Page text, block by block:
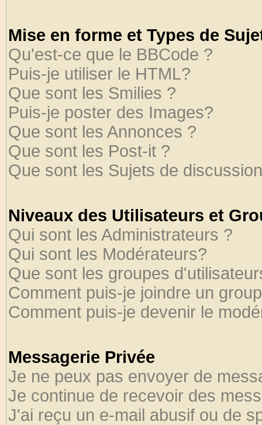
Mise en forme et Types de
Qu'est-ce que le BBCode ?
Puis-je utiliser le HTML?
Que sont les Smilies ?
Puis-je poster des Images?
Que sont les Annonces ?
Que sont les Post-it ?
Que sont les Sujets de
Niveaux des Utilisateurs et
Qui sont les Administrateurs ?
Qui sont les Modérateurs?
Que sont les groupes
Comment puis-je joindre un
Comment puis-je devenir le
Messagerie Privée
Je ne peux pas envoyer de
Je continue de recevoir des
J'ai reçu un e-mail abusif ou de